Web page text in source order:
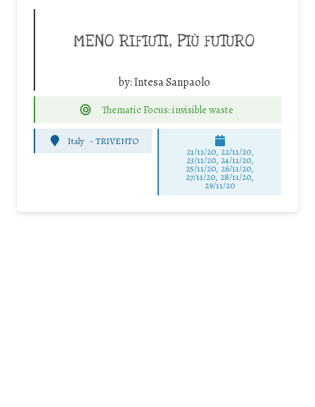
MENO RIFIUTI, PIÙ FUTURO
by:Intesa Sanpaolo
Thematic Focus: invisible waste
Italy - TRIVENTO
21/11/20, 22/11/20,
23/11/20, 24/11/20,
25/11/20, 26/11/20,
27/11/20, 28/11/20,
29/11/20